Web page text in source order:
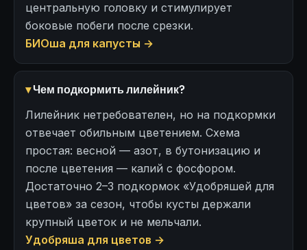
центральную головку и стимулирует
боковые побеги после срезки.
БИОша для капусты →
Чем подкормить лилейник?
Лилейник нетребователен, но на подкормки
отвечает обильным цветением. Схема
простая: весной — азот, в бутонизацию и
после цветения — калий с фосфором.
Достаточно 2–3 подкормок «Удобряшей для
цветов» за сезон, чтобы кусты держали
крупный цветок и не мельчали.
Удобряша для цветов →